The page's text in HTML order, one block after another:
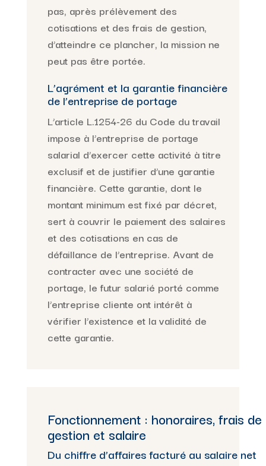
pas, après prélèvement des
cotisations et des frais de gestion,
d’atteindre ce plancher, la mission ne
peut pas être portée.
L’agrément et la garantie financière
de l’entreprise de portage
L’article L.1254-26 du Code du travail
impose à l’entreprise de portage
salarial d’exercer cette activité à titre
exclusif et de justifier d’une garantie
financière. Cette garantie, dont le
montant minimum est fixé par décret,
sert à couvrir le paiement des salaires
et des cotisations en cas de
défaillance de l’entreprise. Avant de
contracter avec une société de
portage, le futur salarié porté comme
l’entreprise cliente ont intérêt à
vérifier l’existence et la validité de
cette garantie.
Fonctionnement : honoraires, frais de
gestion et salaire
Du chiffre d’affaires facturé au salaire net